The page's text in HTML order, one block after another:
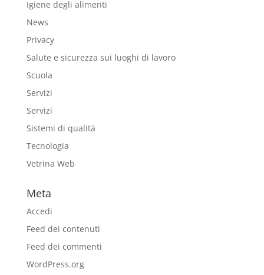
Igiene degli alimenti
News
Privacy
Salute e sicurezza sui luoghi di lavoro
Scuola
Servizi
Servizi
Sistemi di qualità
Tecnologia
Vetrina Web
Meta
Accedi
Feed dei contenuti
Feed dei commenti
WordPress.org